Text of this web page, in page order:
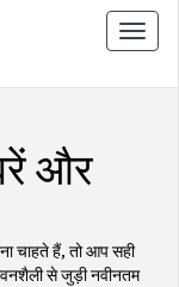
टॉगल
से
और
चाहते हैं, तो आप सही
से जुड़ी नवीनतम